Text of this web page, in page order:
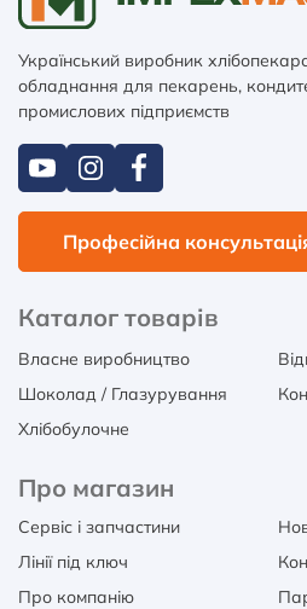
Український виробник
обладнання для пекарень,
промислових підприємств
Професійна
Каталог товарів
Власне виробництво
Шоколад / Глазурування
Хлібобулочне
Про магазин
Сервіс і запчастини
Лінії під ключ
Про компанію